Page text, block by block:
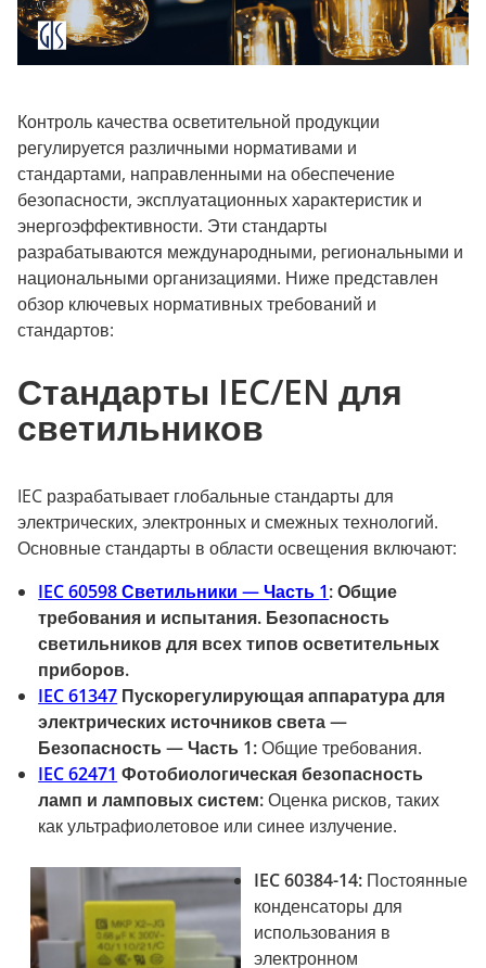
Контроль качества осветительной продукции
регулируется различными нормативами и
стандартами, направленными на обеспечение
безопасности, эксплуатационных характеристик и
энергоэффективности. Эти стандарты
разрабатываются международными, региональными и
национальными организациями. Ниже представлен
обзор ключевых нормативных требований и
стандартов:
Стандарты IEC/EN для
светильников
IEC разрабатывает глобальные стандарты для
электрических, электронных и смежных технологий.
Основные стандарты в области освещения включают:
IEC 60598 Светильники — Часть 1:Общие
требования и испытания. Безопасность
светильников для всех типов осветительных
приборов.
IEC 61347 Пускорегулирующая аппаратура для
электрических источников света —
Безопасность — Часть 1:Общие требования.
IEC 62471 Фотобиологическая безопасность
ламп и ламповых систем:Оценка рисков, таких
как ультрафиолетовое или синее излучение.
IEC 60384-14: Постоянные
конденсаторы для
использования в
электронном